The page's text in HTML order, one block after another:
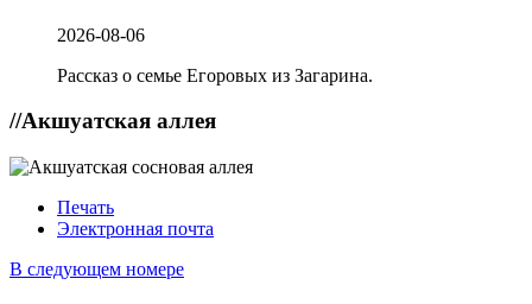
2026-08-06
Рассказ о семье Егоровых из Загарина.
//Акшуатская аллея
Печать
Электронная почта
В следующем номере